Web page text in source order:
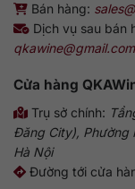
Bán hàng:
Dịch vụ sau bán
qkawine@gmail.com
Cửa hàng
Trụ sở chính:
Đăng City), Phường
Hà Nội
Đường tới cửa